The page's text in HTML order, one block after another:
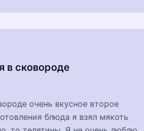
в сковороде
очень вкусное второе
блюда я взял мякоть